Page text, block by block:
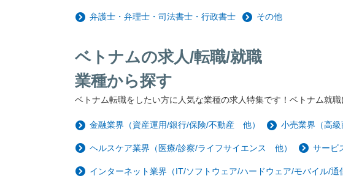
弁護士・弁理士・司法書士・行政書士 その他
ベトナムの求人/転職/就職
業種から探す
ベトナム転職をしたい方に人気な業種の求人特集です！ベトナム就職
金融業界（資産運用/銀行/保険/不動産 他） 小売業界（高
ヘルスケア業界（医療/診察/ライフサイエンス 他） サービ
インターネット業界（IT/ソフトウェア/ハードウェア/モバイル/通